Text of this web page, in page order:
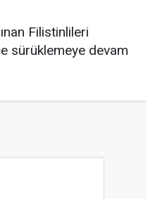
Filistinlileri
sürüklemeye devam